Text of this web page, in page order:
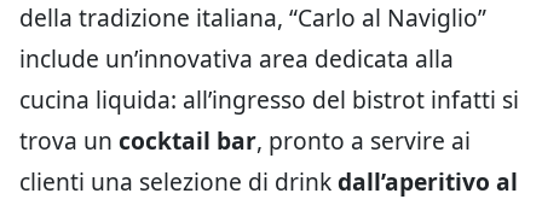
della tradizione italiana, “Carlo al Naviglio”
include un’innovativa area dedicata alla
cucina liquida: all’ingresso del bistrot infatti si
trova un cocktail bar, pronto a servire ai
clienti una selezione di drinkdall’aperitivo al